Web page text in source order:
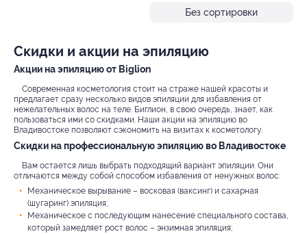
Без сортировки
Скидки и акции на эпиляцию
Акции на эпиляцию от Biglion
Современная косметология стоит на страже нашей красоты и
предлагает сразу несколько видов эпиляции для избавления от
нежелательных волос на теле. Биглион, в свою очередь, знает, как
пользоваться ими со скидками. Наши акции на эпиляцию во
Владивостоке позволяют сэкономить на визитах к косметологу.
Скидки на профессиональную эпиляцию во Владивостоке
Вам остается лишь выбрать подходящий вариант эпиляции. Они
отличаются между собой способом избавления от ненужных волос:
Механическое вырывание – восковая (ваксинг) и сахарная
(шугаринг) эпиляция;
Механическое с последующим нанесение специального состава,
который замедляет рост волос – энзимная эпиляция;